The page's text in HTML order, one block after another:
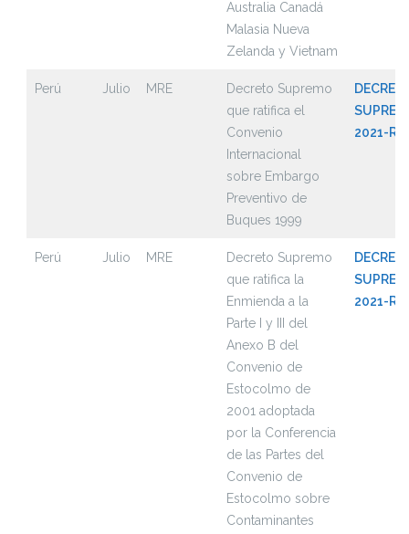
Australia Canadá
Malasia Nueva
Zelanda y Vietnam
Perú Julio MRE
Decreto Supremo
que ratifica el
Convenio
Internacional
sobre Embargo
Preventivo de
Buques 1999
2021-RE
Perú Julio MRE
Decreto Supremo
que ratifica la
Enmienda a la
Parte I y III del
Anexo B del
Convenio de
Estocolmo de
2001 adoptada
por la Conferencia
de las Partes del
Convenio de
Estocolmo sobre
Contaminantes
2021-RE